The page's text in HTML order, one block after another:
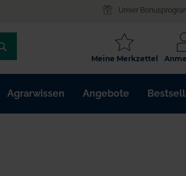
Unser
/
ARTIKELNR.
/
Meine Merkzettel
Agrarwissen Angebote